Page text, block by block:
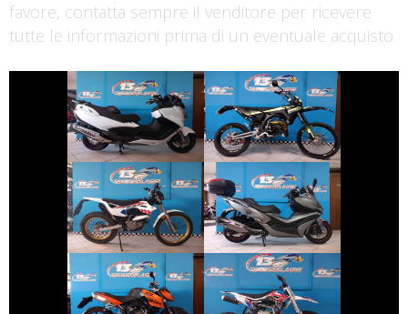
favore, contatta sempre il venditore per ricevere
tutte le informazioni prima di un eventuale acquisto.
SUZUKI
BURGMAN-650
FANTIC-MOTOR
XE
MONTESA 4RIDE
€ 5.890 €
KYMCO XCITING
€ 3.890 €
KTM 990-DUKE
€ 4.690 €
ALTRA-MARCA
ALTRO-
€ 1.400 €